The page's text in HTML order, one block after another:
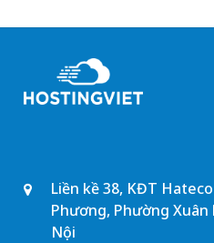
Liền kề 38, KĐT
Phương, Phường Xuân
Nội